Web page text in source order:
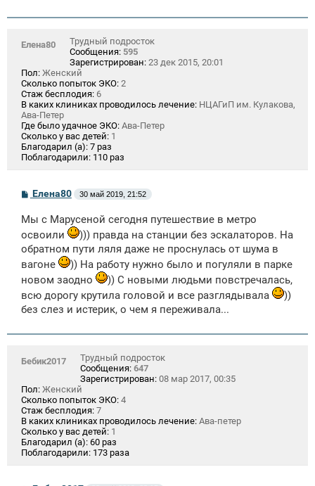
Елена80
Трудный подросток
Сообщения: 595
Зарегистрирован: 23 дек 2015, 20:01
Пол: Женский
Сколько попыток ЭКО: 2
Стаж бесплодия: 6
В каких клиниках проводилось лечение: НЦАГиП им. Кулакова,
Ава-Петер
Где было удачное ЭКО: Ава-Петер
Сколько у вас детей: 1
Благодарил (а): 7 раз
Поблагодарили: 110 раз
С
б
щ
е
н
и
е
Елена80 30 май 2019, 21:52
Мы с Марусеной сегодня путешествие в метро
освоили
))) правда на станции без эскалаторов. На
обратном пути ляля даже не проснулась от шума в
вагоне
)) На работу нужно было и погуляли в парке
новом заодно
)) С новыми людьми повстречалась,
всю дорогу крутила головой и все разглядывала
))
без слез и истерик, о чем я переживала...
Бебик2017
Трудный подросток
Сообщения: 647
Зарегистрирован: 08 мар 2017, 00:35
Пол: Женский
Сколько попыток ЭКО: 4
Стаж бесплодия: 7
В каких клиниках проводилось лечение: Ава-петер
Сколько у вас детей: 1
Благодарил (а): 60 раз
Поблагодарили: 173 раза